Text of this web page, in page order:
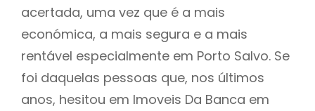
acertada, uma vez que é a mais
económica, a mais segura e a mais
rentável especialmente em Porto Salvo. Se
foi daquelas pessoas que, nos últimos
anos, hesitou em Imoveis Da Banca em